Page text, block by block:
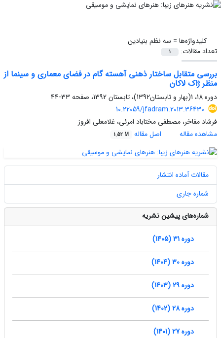
کلیدواژه‌ها = سه نظم بنیادین
تعداد مقالات:
1
بررسی متقابل ساختار ذهنی آهسته گام در فضای معماری و سینما از
منظر ژاک لاکان
دوره 18، 1(بهار و تابستان1392)، تابستان 1392، صفحه
33-44
10.22059/jfadram.2013.36430
فرشاد مفاخر، مصطفی مختاباد امرئی، غلامعلی افروز
مشاهده مقاله
اصل مقاله 1.52 M
مقالات آماده انتشار
شماره جاری
شماره‌های پیشین نشریه
دوره 31 (1405)
دوره 30 (1404)
دوره 29 (1403)
دوره 28 (1402)
دوره 27 (1401)